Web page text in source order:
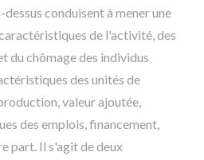
conduisent à mener une
de l'activité, des
du chômage des individus
des unités de
valeur ajoutée,
des emplois, financement,
part. Il s'agit de deux